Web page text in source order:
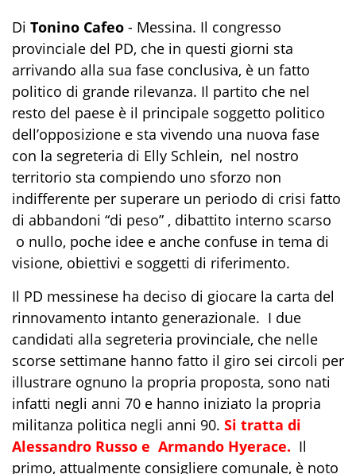
Di Tonino Cafeo - Messina. Il congresso
provinciale del PD, che in questi giorni sta
arrivando alla sua fase conclusiva, è un fatto
politico di grande rilevanza. Il partito che nel
resto del paese è il principale soggetto politico
dell’opposizione e sta vivendo una nuova fase
con la segreteria di Elly Schlein, nel nostro
territorio sta compiendo uno sforzo non
indifferente per superare un periodo di crisi fatto
di abbandoni “di peso” , dibattito interno scarso
o nullo, poche idee e anche confuse in tema di
visione, obiettivi e soggetti di riferimento.
Il PD messinese ha deciso di giocare la carta del
rinnovamento intanto generazionale. I due
candidati alla segreteria provinciale, che nelle
scorse settimane hanno fatto il giro sei circoli per
illustrare ognuno la propria proposta, sono nati
infatti negli anni 70 e hanno iniziato la propria
militanza politica negli anni 90. Si tratta di
Alessandro Russo e Armando Hyerace. Il
primo, attualmente consigliere comunale, è noto